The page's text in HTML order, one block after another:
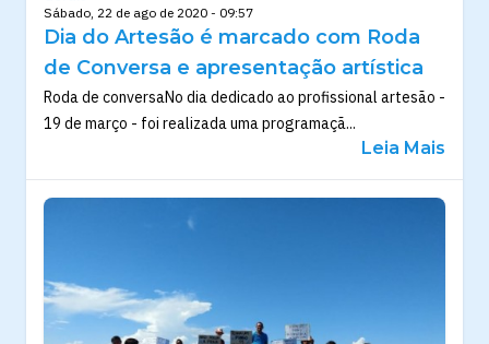
Sábado, 22 de ago de 2020 - 09:57
Dia do Artesão é marcado com Roda
de Conversa e apresentação artística
Roda de conversaNo dia dedicado ao profissional artesão -
19 de março - foi realizada uma programaçã...
Leia Mais